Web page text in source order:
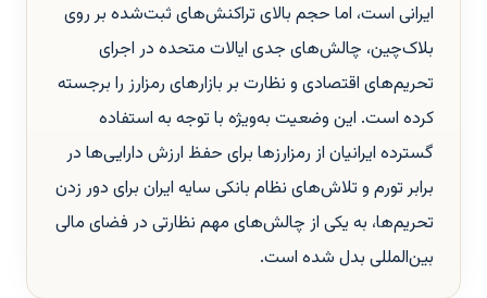
ایرانی است، اما حجم بالای تراکنش‌های ثبت‌شده بر روی
بلاک‌چین، چالش‌های جدی ایالات متحده در اجرای
تحریم‌های اقتصادی و نظارت بر بازارهای رمزارز را برجسته
کرده است. این وضعیت به‌ویژه با توجه به استفاده
گسترده ایرانیان از رمزارزها برای حفظ ارزش دارایی‌ها در
برابر تورم و تلاش‌های نظام بانکی سایه ایران برای دور زدن
تحریم‌ها، به یکی از چالش‌های مهم نظارتی در فضای مالی
بین‌المللی بدل شده است.